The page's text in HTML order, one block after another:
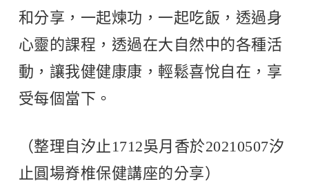
和分享，一起煉功，一起吃飯，透過身
心靈的課程，透過在大自然中的各種活
動，讓我健健康康，輕鬆喜悅自在，享
受每個當下。
（整理自汐止1712吳月香於20210507汐
止圓場脊椎保健講座的分享）